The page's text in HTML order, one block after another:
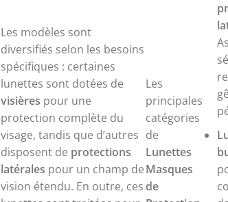
Les modèles sont
diversifiés selon les besoins
spécifiques : certaines
lunettes sont dotées de
visières pour une
protection complète du
visage, tandis que d’autres
disposent de protections
latérales pour un champ de
vision étendu. En outre, ces
Les
principales
catégories
de
Lunettes
Masques
de